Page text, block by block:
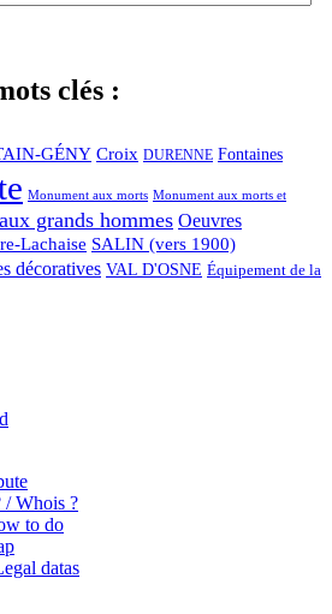
clés :
GÉNY Croix DURENNE Fontaines
Monument aux morts Monument aux morts et
grands hommes Oeuvres
Lachaise SALIN (vers 1900)
décoratives VAL D'OSNE Équipement de la
/ Whois ?
to do
datas